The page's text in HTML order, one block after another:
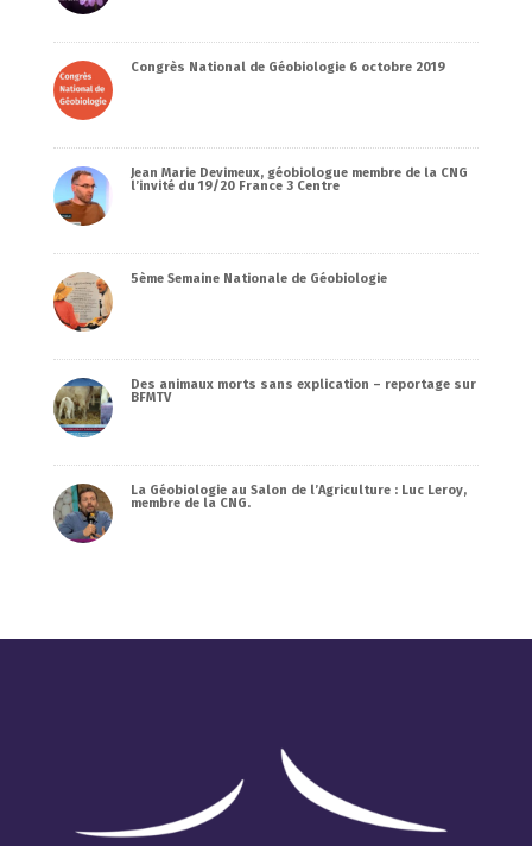
Congrès National de Géobiologie 6 octobre 2019
Jean Marie Devimeux, géobiologue membre de la CNG
l’invité du 19/20 France 3 Centre
5ème Semaine Nationale de Géobiologie
Des animaux morts sans explication – reportage sur
BFMTV
La Géobiologie au Salon de l’Agriculture : Luc Leroy,
membre de la CNG.